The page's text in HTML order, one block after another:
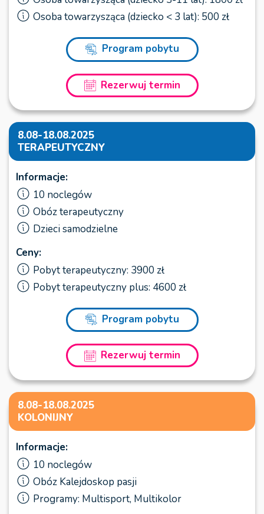
Osoba towarzysząca (dziecko < 3 lat): 500 zł
Program pobytu
Rezerwuj termin
8.08-18.08.2025
TERAPEUTYCZNY
Informacje:
10 noclegów
Obóz terapeutyczny
Dzieci samodzielne
Ceny:
Pobyt terapeutyczny: 3900 zł
Pobyt terapeutyczny plus: 4600 zł
Program pobytu
Rezerwuj termin
8.08-18.08.2025
KOLONIJNY
Informacje:
10 noclegów
Obóz Kalejdoskop pasji
Programy: Multisport, Multikolor